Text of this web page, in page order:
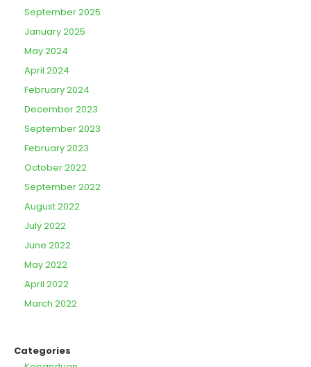
September 2025
January 2025
May 2024
April 2024
February 2024
December 2023
September 2023
February 2023
October 2022
September 2022
August 2022
July 2022
June 2022
May 2022
April 2022
March 2022
Categories